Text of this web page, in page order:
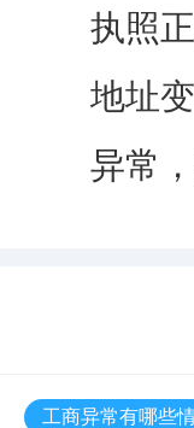
执照
地址
异常
工商异常有哪些